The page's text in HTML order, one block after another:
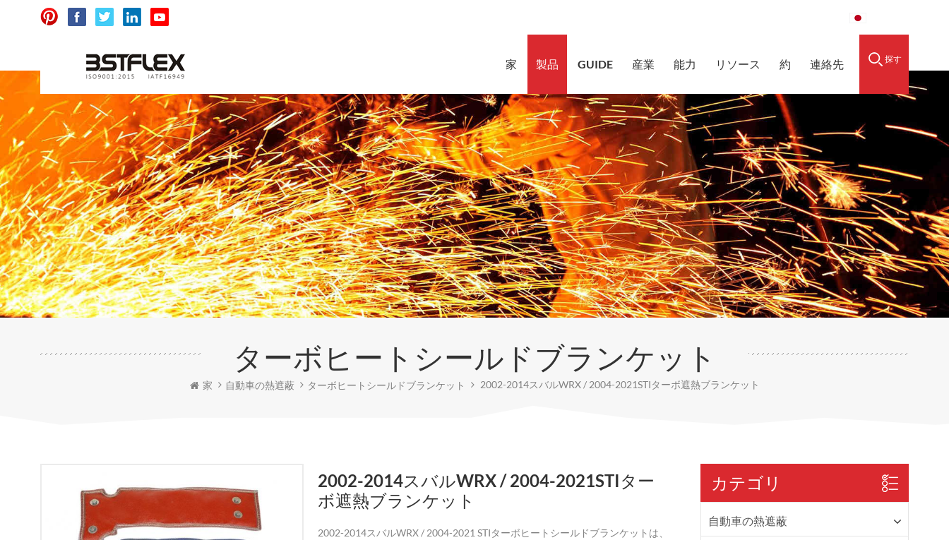
探す
家 製品 GUIDE 産業 能力 リソース 約 連絡先
ターボヒートシールドブランケット
家 自動車の熱遮蔽 ターボヒートシールドブランケット 2002-2014スバルWRX / 2004-2021STIターボ遮熱ブランケット
2002-2014スバルWRX / 2004-2021STIター
ボ遮熱ブランケット
2002-2014スバルWRX / 2004-2021 STIターボヒートシールドブランケットは、
カテゴリ
自動車の熱遮蔽